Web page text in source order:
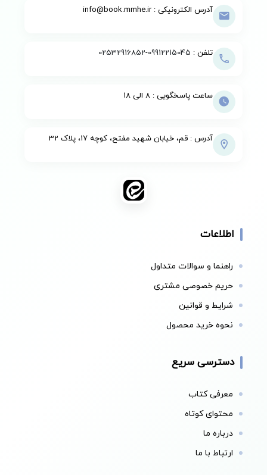
آدرس الکترونیکی : info@book.mmhe.ir
تلفن : 09912215045
-
02532916852
ساعت پاسخگویی : 8 الی 18
آدرس : قم، خیابان شهید مفتح، کوچه 17، پلاک 32
اطلاعات
راهنما و سوالات متداول
حریم خصوصی مشتری
شرایط و قوانین
نحوه خرید محصول
دسترسی سریع
معرفی کتاب
محتوای کوتاه
درباره ما
ارتباط با ما